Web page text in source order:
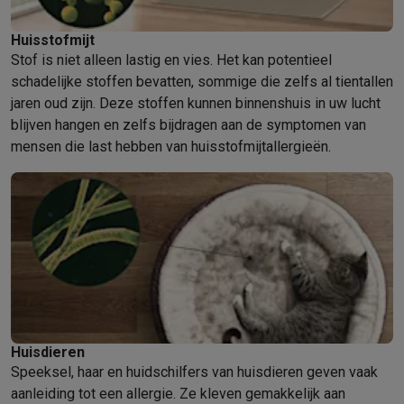
Telefonie & smartwatches
GSM'sSmartphones
RefurbishedRefurbished smartphonesBuyBack
GSM beschermingiPhone hoesjesSamsung hoesjesAlle
Smartwatches SmartwatchesActivity TrackersBandjes Opladers
GSM opladers Opladers en kabelsDraadloze opladers USB-C
AirTags & GPS trackers Draadloze oortjes
Vaste telefoons
Walkie talkies
Computers & tablets
ComputersLaptops Gaming laptops Apple MacBookWindows
Randapparatuur ITMuizenToetsenbordenWebcamsPC
Tablets & e-readers
Tablets Apple iPadSamsung Galaxy Tab
Inktpatronen & papierCricut
Routers & access points Powerline & Wi-Fi
Geheugen & opslag
Externe harde schijven SSD USB-sticks
SD-
Software Windows & Microsoft Office
Toebehoren IT
Tassen & sleeves
Huisstofmijt
Stof is niet alleen lastig en vies. Het kan potentieel
schadelijke stoffen bevatten, sommige die zelfs al tientallen
jaren oud zijn. Deze stoffen kunnen binnenshuis in uw lucht
blijven hangen en zelfs bijdragen aan de symptomen van
mensen die last hebben van huisstofmijtallergieën.
Huisdieren
Speeksel, haar en huidschilfers van huisdieren geven vaak
aanleiding tot een allergie. Ze kleven gemakkelijk aan